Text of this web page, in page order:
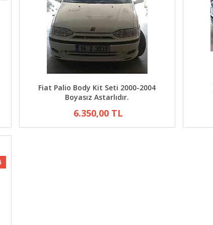
Fiat Palio Body Kit Seti 2000-2004
Boyasız Astarlıdır.
6.350,00 TL